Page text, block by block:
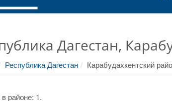
Дагестан,
Республика Дагестан Карабудахкентский
районе: 1.